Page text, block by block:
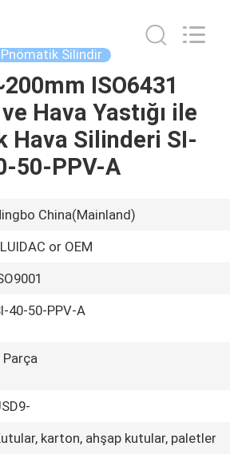
Pnömatik Silindir
ISO6431
Hava Yastığı ile
Hava Silinderi SI-
50-PPV-A
China(Mainland)
or OEM
40-50-PPV-A
Parça
karton, ahşap kutular, paletler